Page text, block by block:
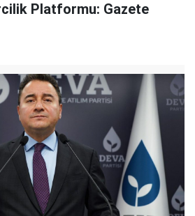
Platformu: Gazete